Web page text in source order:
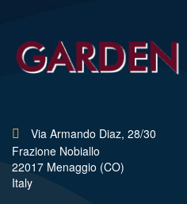
Via Armando Diaz, 28/30
Frazione Nobiallo
22017 Menaggio (CO)
Italy